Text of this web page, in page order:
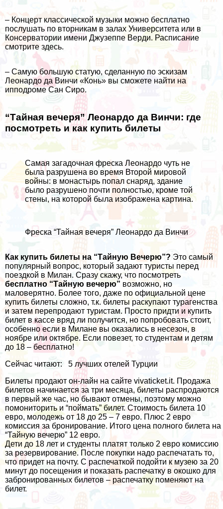
– Концерт классической музыки можно бесплатно
послушать по вторникам в залах Университета или в
Консерватории имени Джузеппе Верди. Расписание
смотрите здесь.
– Самую большую статую, сделанную по эскизам
Леонардо да Винчи «Конь» вы сможете найти на
ипподроме Сан Сиро.
“Тайная вечеря” Леонардо да Винчи: где
посмотреть и как купить билеты
Самая загадочная фреска Леонардо чуть не
была разрушена во время Второй мировой
войны: в монастырь попал снаряд, здание
было разрушено почти полностью, кроме той
стены, на которой была изображена картина.
Фреска “Тайная вечеря” Леонардо да Винчи
Как купить билеты на “Тайную Вечерю”? Это самый
популярный вопрос, который задают туристы перед
поездкой в Милан. Сразу скажу, что посмотреть
бесплатно “Тайную вечерю” возможно, но
маловерятно. Более того, даже по официальной цене
купить билеты сложно, т.к. билеты раскупают турагенства
и затем перепродают туристам. Просто придти и купить
билет в кассе вряд ли получится, но попробовать стоит,
особенно если в Милане вы оказались в несезон, в
ноябре или октябре. Если повезет, то студентам и детям
до 18 – бесплатно!
Сейчас читают:
5 лучших отелей Турции
Билеты продают он-лайн на сайте vivaticket.it. Продажа
билетов начинается за три месяца, билеты распродаются
в первый же час, но бывают отмены, поэтому можно
помониторить и “поймать” билет. Стоимость билета 10
евро, молодежь от 18 до 25 – 7 евро. Плюс 2 евро
комиссия за бронирование. Итого цена полного билета на
“Тайную вечерю” 12 евро.
Дети до 18 лет и студенты платят только 2 евро комиссию
за резервирование. После покупки надо распечатать то,
что придет на почту. С распечаткой подойти к музею за 20
минут до посещения и показать распечатку в окошко для
забронированных билетов – распечатку поменяют на
билет.